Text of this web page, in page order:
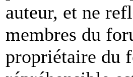
auteur, et ne
membres du
propriétaire du